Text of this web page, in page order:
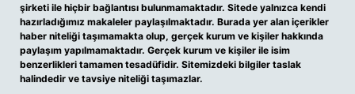
şirketi ile hiçbir bağlantısı bulunmamaktadır. Sitede yalnızca kendi
hazırladığımız makaleler paylaşılmaktadır. Burada yer alan içerikler
haber niteliği taşımamakta olup, gerçek kurum ve kişiler hakkında
paylaşım yapılmamaktadır. Gerçek kurum ve kişiler ile isim
benzerlikleri tamamen tesadüfidir. Sitemizdeki bilgiler taslak
halindedir ve tavsiye niteliği taşımazlar.